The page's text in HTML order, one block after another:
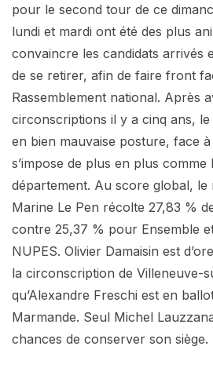
pour le second tour de ce
lundi et mardi ont été des plus
convaincre les candidats arrivés
de se retirer, afin de faire front
Rassemblement national. Après
circonscriptions il y a cinq ans,
en bien mauvaise posture, face
s’impose de plus en plus
département. Au score global, le
Marine Le Pen récolte 27,83 %
contre 25,37 % pour Ensemble
NUPES. Olivier Damaisin est
la circonscription de Villeneuve-
qu’Alexandre Freschi est en
Marmande. Seul Michel
chances de conserver son siège.